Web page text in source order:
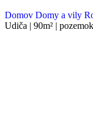
Domov Domy a vily
Udiča | 90m² |